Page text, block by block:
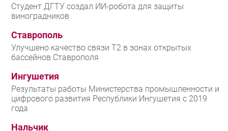
Студент ДГТУ создал ИИ-робота для защиты
виноградников
Ставрополь
Улучшено качество связи T2 в зонах открытых
бассейнов Ставрополя
Ингушетия
Результаты работы Министерства промышленности и
цифрового развития Республики Ингушетия с 2019
года
Нальчик